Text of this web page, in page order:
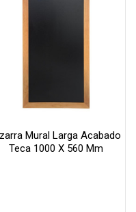
Mural Larga Acabado
Teca 1000 X 560 Mm